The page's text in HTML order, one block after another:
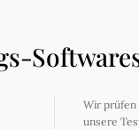
Wir prüfen
unsere